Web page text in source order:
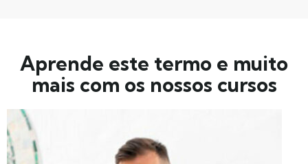
Aprende este termo e muito
mais com os nossos cursos